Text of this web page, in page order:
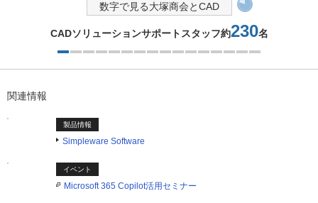
数字で見る大塚商会とCAD
CADソリューションサポートスタッフ約230名
関連情報
製品情報
Simpleware Software
イベント
Microsoft 365 Copilot活用セミナー